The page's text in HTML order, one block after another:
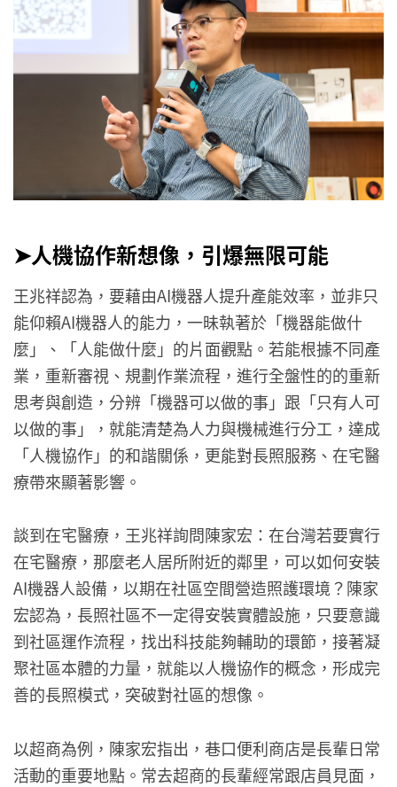
➤人機協作新想像，引爆無限可能
王兆祥認為，要藉由AI機器人提升產能效率，並非只
能仰賴AI機器人的能力，一昧執著於「機器能做什
麼」、「人能做什麼」的片面觀點。若能根據不同產
業，重新審視、規劃作業流程，進行全盤性的的重新
思考與創造，分辨「機器可以做的事」跟「只有人可
以做的事」，就能清楚為人力與機械進行分工，達成
「人機協作」的和諧關係，更能對長照服務、在宅醫
療帶來顯著影響。
談到在宅醫療，王兆祥詢問陳家宏：在台灣若要實行
在宅醫療，那麼老人居所附近的鄰里，可以如何安裝
AI機器人設備，以期在社區空間營造照護環境？陳家
宏認為，長照社區不一定得安裝實體設施，只要意識
到社區運作流程，找出科技能夠輔助的環節，接著凝
聚社區本體的力量，就能以人機協作的概念，形成完
善的長照模式，突破對社區的想像。
以超商為例，陳家宏指出，巷口便利商店是長輩日常
活動的重要地點。常去超商的長輩經常跟店員見面，